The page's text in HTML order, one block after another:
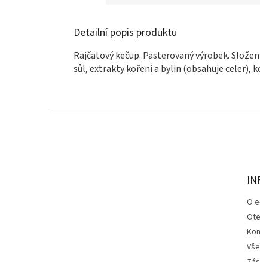
Detailní popis produktu
Rajčatový kečup. Pasterovaný výrobek.
sůl, extrakty koření a bylin (obsahuje celer),
O